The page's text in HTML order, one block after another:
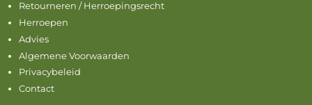
Retourneren / Herroepingsrecht
Herroepen
Advies
Algemene Voorwaarden
Privacybeleid
Contact